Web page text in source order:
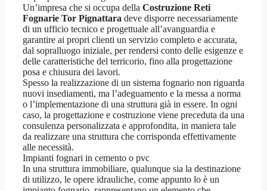
Un’impresa che si occupa della Costruzione Reti
Fognarie Tor Pignattara deve disporre necessariamente
di un ufficio tecnico e progettuale all’avanguardia e
garantire ai propri clienti un servizio completo e accurata,
dal sopralluogo iniziale, per rendersi conto delle esigenze e
delle caratteristiche del terricorio, fino alla progettazione
posa e chiusura dei lavori.
Spesso la realizzazione di un sistema fognario non riguarda
nuovi insediamenti, ma l’adeguamento e la messa a norma
o l’implementazione di una struttura già in essere. In ogni
caso, la progettazione e costruzione viene preceduta da una
consulenza personalizzata e approfondita, in maniera tale
da realizzare una struttura che corrisponda effettivamente
alle necessità.
Impianti fognari in cemento o pvc
In una struttura immobiliare, qualunque sia la destinazione
di utilizzo, le opere idrauliche, come appunto lo è un